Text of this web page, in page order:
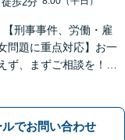
【刑事事件、労働・雇
問題に重点対応】お一
ず、まずご相談を！き
夜間・電話相談可能で
利用可】【WEB面談
ルでお問い合わせ